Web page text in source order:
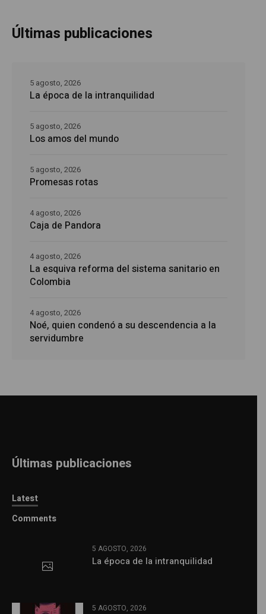
Últimas publicaciones
La época de la intranquilidad
5 agosto, 2026
Los amos del mundo
5 agosto, 2026
Promesas rotas
5 agosto, 2026
Caja de Pandora
4 agosto, 2026
La esquiva reforma del sistema sanitario en
Colombia
4 agosto, 2026
Noé, quien condenó a su descendencia a la
servidumbre
4 agosto, 2026
Últimas publicaciones
Latest
Comments
5 AGOSTO, 2026
La época de la intranquilidad
5 AGOSTO, 2026